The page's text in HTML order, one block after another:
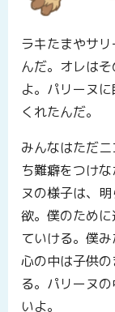
ラキたまやサ
んだ。オレは
よ。パリーヌ
くれたんだ。
みんなはただ
ち難癖をつけ
ヌの様子は、
欲。僕のため
ていける。僕
心の中は子供
る。パリーヌ
いよ。